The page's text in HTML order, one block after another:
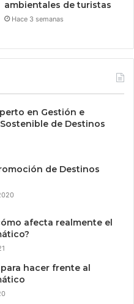
ambientales de turistas
Hace 3 semanas
en Gestión e
de Destinos
de Destinos
afecta realmente el
hacer frente al